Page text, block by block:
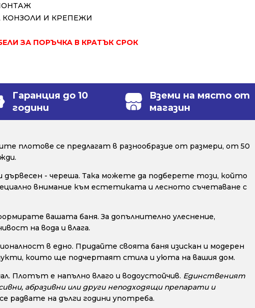
И КРЕПЕЖИ
ЗА ПОРЪЧКА В КРАТЪК СРОК
Гаранция до 10
години
Вземи на място от
магазин
плотове се предлагат в разнообразие от размери, от 50
дървесен - череша. Така можете да подберете този, който
внимание към естетиката и лесното съчетаване с
вашата баня. За допълнително улеснение,
на вода и влага.
в едно. Придайте своята баня изискан и модерен
които ще подчертаят стила и уюта на вашия дом.
Плотът е напълно влаго и водоустойчив. Единственият
абразивни или други неподходящи препарати и
радвате на дълги години употреба.